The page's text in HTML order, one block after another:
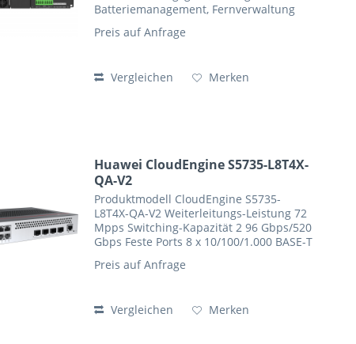
Batteriemanagement, Fernverwaltung
Eingangsspannung. Das System wird mit
Preis auf Anfrage
Vergleichen Merken
Huawei CloudEngine S5735-L8T4X-
QA-V2
Produktmodell CloudEngine S5735-
L8T4X-QA-V2 Weiterleitungs-Leistung 72
Mpps Switching-Kapazität 2 96 Gbps/520
Gbps Feste Ports 8 x 10/100/1.000 BASE-T
unterstützt AC-Funktionen
Preis auf Anfrage
Vergleichen Merken